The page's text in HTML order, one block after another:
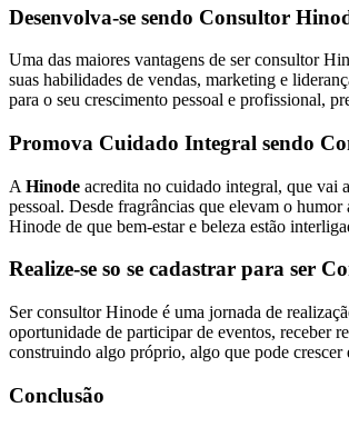
Desenvolva-se sendo Consultor
Uma das maiores vantagens de ser consultor
suas habilidades de vendas, marketing e
para o seu crescimento pessoal e profissional,
Promova Cuidado Integral sendo
A Hinode acredita no cuidado integral, que vai
pessoal. Desde fragrâncias que elevam o
Hinode de que bem-estar e beleza estão
Realize-se so se cadastrar para ser
Ser consultor Hinode é uma jornada de
oportunidade de participar de eventos, receber
construindo algo próprio, algo que pode crescer
Conclusão